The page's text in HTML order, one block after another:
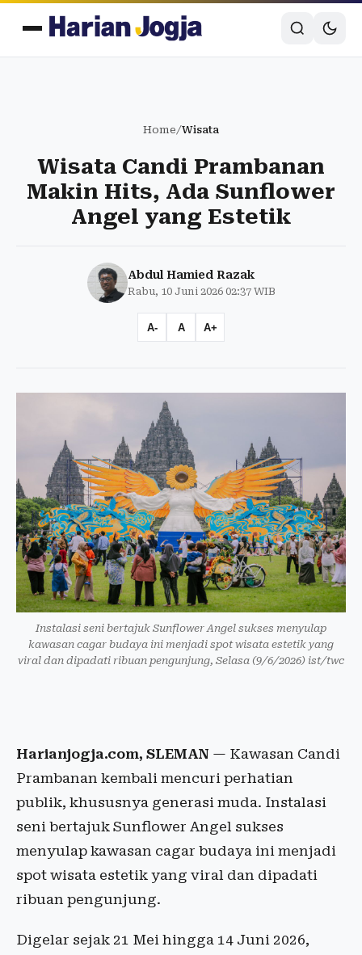
Home/Wisata
Wisata Candi Prambanan
Makin Hits, Ada Sunflower
Angel yang Estetik
Abdul Hamied Razak
Rabu, 10 Juni 2026 02:37 WIB
A- A A+
Instalasi seni bertajuk Sunflower Angel sukses menyulap
kawasan cagar budaya ini menjadi spot wisata estetik yang
viral dan dipadati ribuan pengunjung, Selasa (9/6/2026) ist/twc
Harianjogja.com, SLEMAN — Kawasan Candi
Prambanan kembali mencuri perhatian
publik, khususnya generasi muda. Instalasi
seni bertajuk Sunflower Angel sukses
menyulap kawasan cagar budaya ini menjadi
spot wisata estetik yang viral dan dipadati
ribuan pengunjung.
Digelar sejak 21 Mei hingga 14 Juni 2026,